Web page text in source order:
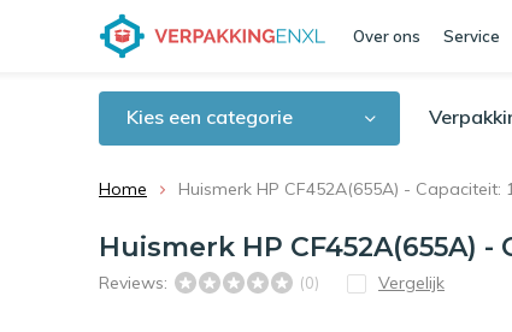
Over ons Service
Kies een categorie
Home Huismerk HP CF452A(655A) - Capaciteit:
Huismerk HP CF452A(655A)
Reviews: (0) Vergelijk